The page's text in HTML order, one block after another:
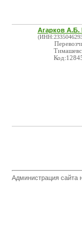
Агарков А.Б.
Администрация сайта